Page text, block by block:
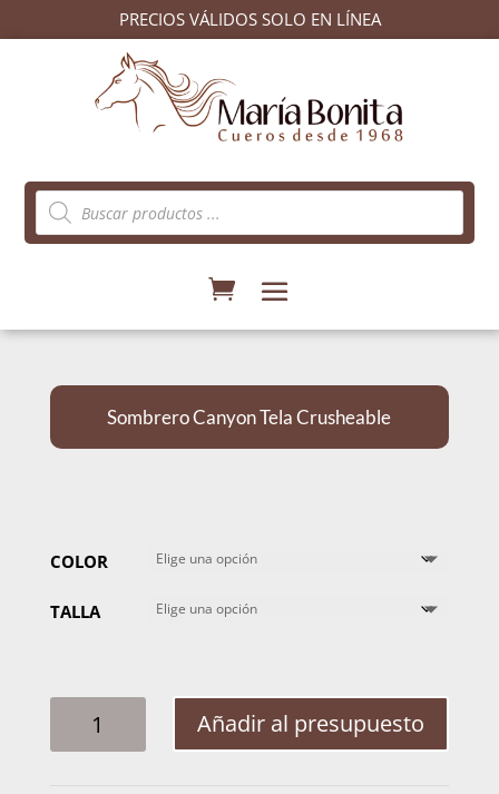
PRECIOS VÁLIDOS SOLO EN LÍNEA
Búsqueda
de
productos
Sombrero Canyon Tela Crusheable
COLOR
TALLA
CANYON
Añadir al presupuesto